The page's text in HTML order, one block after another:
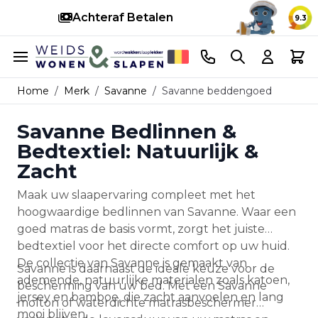
Achteraf Betalen 9.3
Ga naar de inhoud
Telefoonnummer
Search Cart
Home / Merk / Savanne / Savanne beddengoed
Savanne Bedlinnen &
Bedtextiel: Natuurlijk &
Zacht
Maak uw slaapervaring compleet met het
hoogwaardige bedlinnen van Savanne. Waar een
goed matras de basis vormt, zorgt het juiste
bedtextiel voor het directe comfort op uw huid.
De collectie van Savanne is gemaakt van
ademende, natuurlijke materialen zoals katoen,
jersey en bamboe, die zacht aanvoelen en lang
mooi blijven.
Savanne is daarnaast de ideale keuze voor de
bescherming van uw bed. Met een Savanne
molton of waterdichte matrasbeschermer